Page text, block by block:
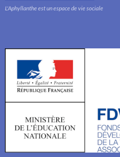
L'Aphyllanthe est un espace de vie sociale